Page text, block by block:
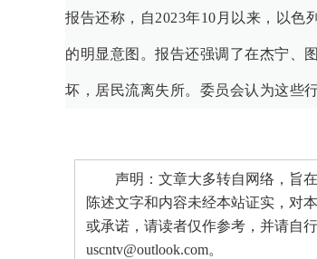
报告还称，自2023年10月以来，以色
的明显意图。报告还强调了在杰宁、
坏，居民流离失所。委员会认为这些
声明：文章大多转自网络，旨在
陈述文字和内容未经本站证实，对
或承诺，请读者仅作参考，并请自
uscntv@outlook.com。